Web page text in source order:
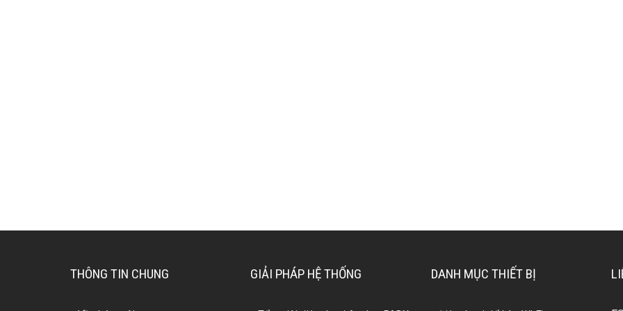
THÔNG TIN CHUNG GIẢI PHÁP HỆ THỐNG DANH MỤC THIẾT BỊ